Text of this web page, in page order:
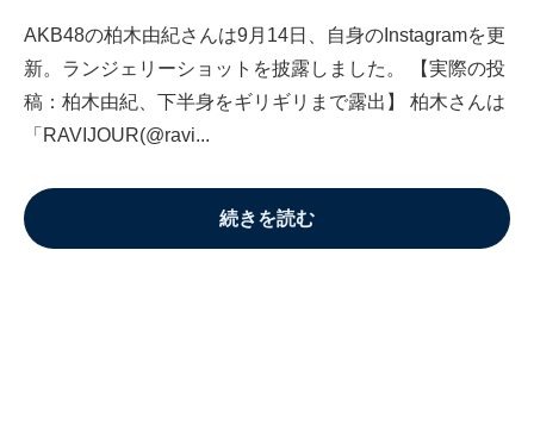
AKB48の柏木由紀さんは9月14日、自身のInstagramを更
新。ランジェリーショットを披露しました。 【実際の投
稿：柏木由紀、下半身をギリギリまで露出】 柏木さんは
「RAVIJOUR(@ravi...
続きを読む